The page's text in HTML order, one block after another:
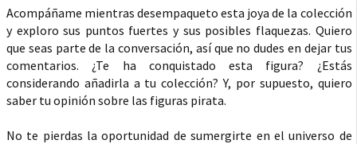
Acompáñame mientras desempaqueto esta joya de la colección
y exploro sus puntos fuertes y sus posibles flaquezas. Quiero
que seas parte de la conversación, así que no dudes en dejar tus
comentarios. ¿Te ha conquistado esta figura? ¿Estás
considerando añadirla a tu colección? Y, por supuesto, quiero
saber tu opinión sobre las figuras pirata.
No te pierdas la oportunidad de sumergirte en el universo de